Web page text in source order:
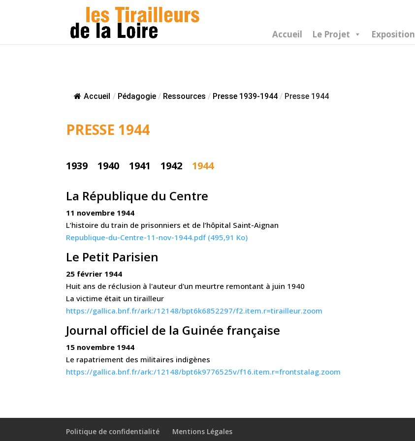
Accueil Le Projet Exposition
Accueil / Pédagogie / Ressources / Presse 1939-1944 / Presse 1944
PRESSE 1944
1939 1940 1941 1942 1944
La République du Centre
11 novembre 1944
L’histoire du train de prisonniers et de l’hôpital Saint-Aignan
Republique-du-Centre-11-nov-1944.pdf (495,91 Ko)
Le Petit Parisien
25 février 1944
Huit ans de réclusion à l'auteur d'un meurtre remontant à juin 1940
La victime était un tirailleur
https://gallica.bnf.fr/ark:/12148/bpt6k6852297/f2.item.r=tirailleur.zoom
Journal officiel de la Guinée française
15 novembre 1944
Le rapatriement des militaires indigènes
https://gallica.bnf.fr/ark:/12148/bpt6k9776525v/f16.item.r=frontstalag.zoom
Politique de confidentialité Mentions Légales